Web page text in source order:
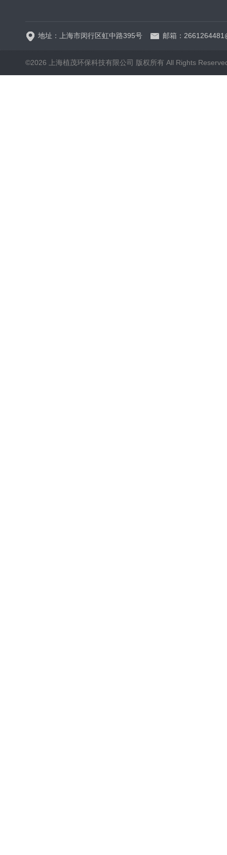
地址：上海市闵行区虹中路395号 邮箱：
©2026 上海植茂环保科技有限公司 版权所有 All Rights